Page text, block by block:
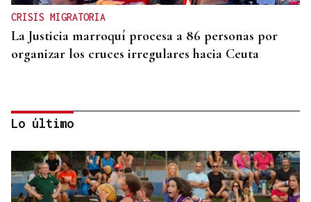
CRISIS MIGRATORIA
La Justicia marroquí procesa a 86 personas por
organizar los cruces irregulares hacia Ceuta
Lo último